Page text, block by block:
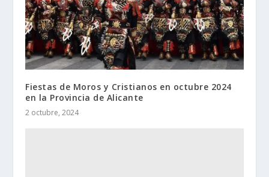
Fiestas de Moros y Cristianos en octubre 2024
en la Provincia de Alicante
2 octubre, 2024